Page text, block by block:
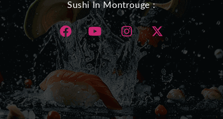
Sushi In Montrouge :